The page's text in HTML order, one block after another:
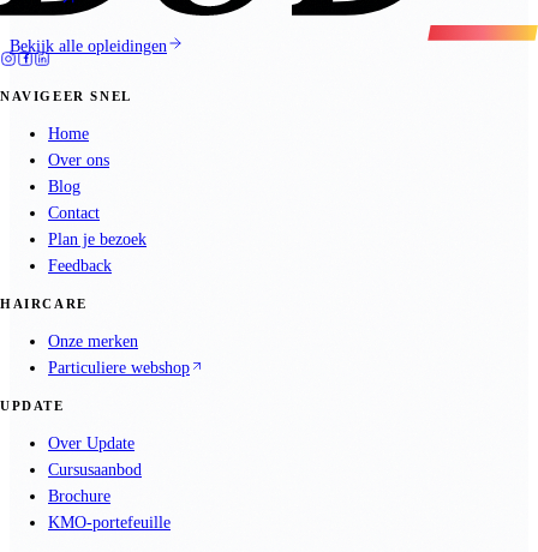
Bekijk alle opleidingen
NAVIGEER SNEL
Home
Over ons
Blog
Contact
Plan je bezoek
Feedback
HAIRCARE
Onze merken
Particuliere webshop
UPDATE
Over Update
Cursusaanbod
Brochure
KMO-portefeuille